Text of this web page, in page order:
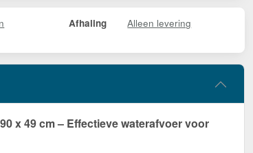
Afhaling Alleen levering
x 49 cm – Effectieve waterafvoer voor